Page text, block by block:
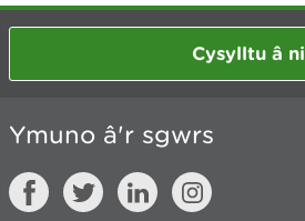
Cysylltu â ni
Ymuno â'r sgwrs